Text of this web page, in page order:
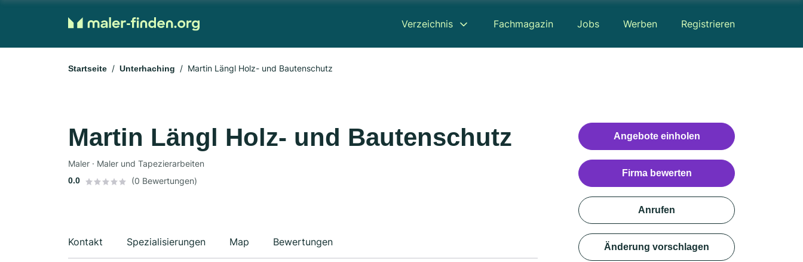
Verzeichnis Fachmagazin Jobs Werben Registrieren
Startseite Unterhaching Martin Längl Holz- und Bautenschutz
Martin Längl Holz- und Bautenschutz
Maler · Maler und Tapezierarbeiten
0.0 (0 Bewertungen)
Kontakt Spezialisierungen Map Bewertungen
Angebote einholen
Firma bewerten
Anrufen
Änderung vorschlagen